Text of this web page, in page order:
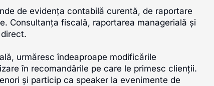
de evidența contabilă curentă, de raportare
Consultanța fiscală, raportarea managerială și
urmăresc îndeaproape modificările
în recomandările pe care le primesc clienții.
și particip ca speaker la evenimente de